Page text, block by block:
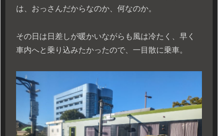
は、おっさんだからなのか、何なのか。
その日は日差しが暖かいながらも風は冷たく、早く
車内へと乗り込みたかったので、一目散に乗車。